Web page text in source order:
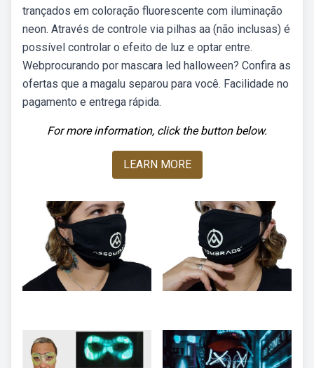
trançados em coloração fluorescente com iluminação
neon. Através de controle via pilhas aa (não inclusas) é
possível controlar o efeito de luz e optar entre.
Webprocurando por mascara led halloween? Confira as
ofertas que a magalu separou para você. Facilidade no
pagamento e entrega rápida.
For more information, click the button below.
LEARN MORE